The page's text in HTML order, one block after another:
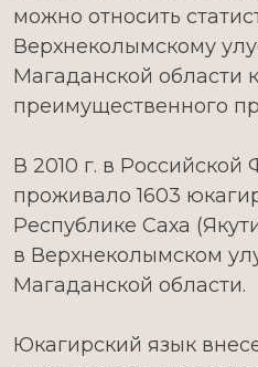
можно относить
Верхнеколымскому
Магаданской области
преимущественного
В 2010 г. в
проживало 1603
Республике Саха
в Верхнеколымском
Магаданской области.
Юкагирский язык